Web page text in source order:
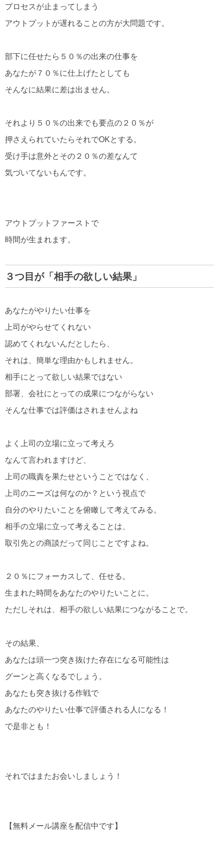
プロセスが止まってしまう
アウトプットが遅れることの方が大問題です。
部下に任せたら５０％の出来の仕事を
あなたが７０％に仕上げたとしても
そんなに結果に差は出ません。
それより５０％の出来でも要点の２０％が
押さえられていたらそれでOKとする。
受け手は意外とその２０％の差なんて
気づいてないもんです。
アウトプットファーストで
時間が生まれます。
３つ目が「相手の欲しい結果」
あなたがやりたい仕事を
上司がやらせてくれない
認めてくれないんだとしたら、
それは、簡単な理由かもしれません。
相手にとって欲しい結果ではない
部署、会社にとっての成果につながらない
そんな仕事では評価はされませんよね
よく上司の立場に立って考えろ
なんて言われますけど、
上司の職責を果たせということではなく、
上司のニーズは何なのか？という視点で
自分のやりたいことを俯瞰して考えてみる。
相手の立場に立って考えることは、
取引先との商談だって同じことですよね。
２０％にフォーカスして、任せる。
生まれた時間をあなたのやりたいことに。
ただしそれは、相手の欲しい結果につながることで。
その結果、
あなたは頭一つ突き抜けた存在になる可能性は
グーンと高くなるでしょう。
あなたも突き抜ける作戦で
あなたのやりたい仕事で評価される人になる！
で是非とも！
それではまたお会いしましょう！
【無料メール講座を配信中です】